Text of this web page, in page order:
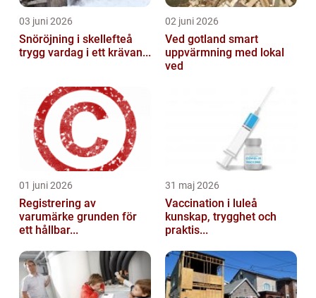
03 juni 2026
Snöröjning i skellefteå
trygg vardag i ett krävan...
02 juni 2026
Ved gotland smart
uppvärmning med lokal
ved
01 juni 2026
Registrering av
varumärke grunden för
ett hållbar...
31 maj 2026
Vaccination i luleå
kunskap, trygghet och
praktis...